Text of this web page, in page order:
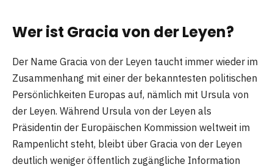
Wer ist Gracia von der Leyen?
Der Name Gracia von der Leyen taucht immer wieder im
Zusammenhang mit einer der bekanntesten politischen
Persönlichkeiten Europas auf, nämlich mit Ursula von
der Leyen. Während Ursula von der Leyen als
Präsidentin der Europäischen Kommission weltweit im
Rampenlicht steht, bleibt über Gracia von der Leyen
deutlich weniger öffentlich zugängliche Information